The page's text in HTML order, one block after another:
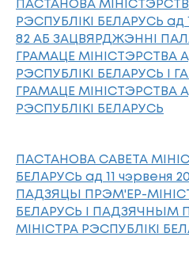
ПАСТАНОВА
РЭСПУБЛIКI БЕЛАРУСЬ ад
82 АБ ЗАЦВЯРДЖЭННI
ГРАМАЦЕ МIНIСТЭРСТВА
РЭСПУБЛIКI БЕЛАРУСЬ I
ГРАМАЦЕ МIНIСТЭРСТВА
РЭСПУБЛIКI БЕЛАРУСЬ
ПАСТАНОВА САВЕТА
БЕЛАРУСЬ ад 11 чэрвеня
ПАДЗЯЦЫ ПРЭМ'ЕР-
БЕЛАРУСЬ I ПАДЗЯЧНЫМ
МIНIСТРА РЭСПУБЛIКI